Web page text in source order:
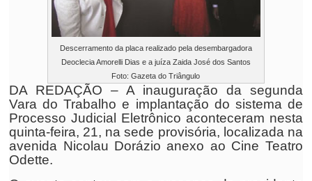
Descerramento da placa realizado pela desembargadora
Deoclecia Amorelli Dias e a juíza Zaida José dos Santos
Foto: Gazeta do Triângulo
DA REDAÇÃO – A inauguração da segunda
Vara do Trabalho e implantação do sistema de
Processo Judicial Eletrônico aconteceram nesta
quinta-feira, 21, na sede provisória, localizada na
avenida Nicolau Dorázio anexo ao Cine Teatro
Odette.